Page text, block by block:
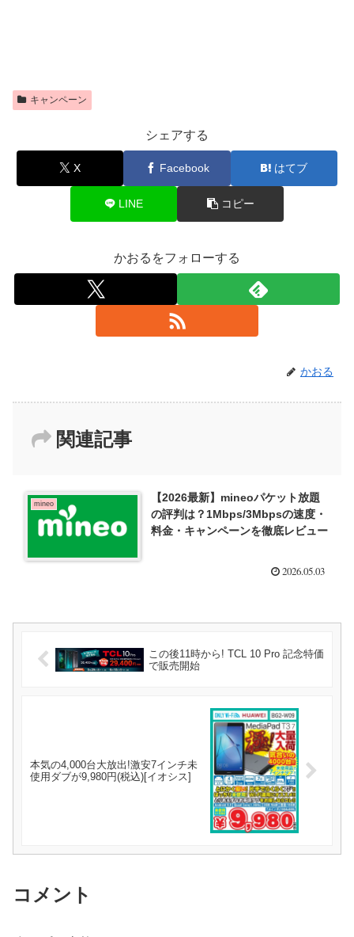
キャンペーン
シェアする
X Facebook はてブ
LINE コピー
かおるをフォローする
かおる
関連記事
mineo
【2026最新】mineoパケット放題
の評判は？1Mbps/3Mbpsの速度・
料金・キャンペーンを徹底レビュー
2026.05.03
この後11時から! TCL 10 Pro 記念特価
で販売開始
本気の4,000台大放出!激安7インチ未
使用ダブが9,980円(税込)[イオシス]
コメント